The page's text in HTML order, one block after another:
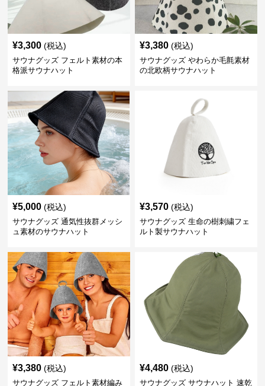
¥3,300 (税込)
サウナグッズ フェルト素材の本
格派サウナハット
¥3,380 (税込)
サウナグッズ やわらか毛氈素材
の北欧柄サウナハット
¥5,000 (税込)
サウナグッズ 通気性抜群メッシ
ュ素材のサウナハット
¥3,570 (税込)
サウナグッズ 生命の樹刺繍フェ
ルト製サウナハット
¥3,380 (税込)
サウナグッズ フェルト素材編み
¥4,480 (税込)
サウナグッズ サウナハット 速乾